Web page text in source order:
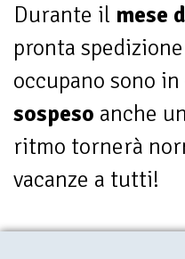
Durante il mese
pronta
occupano sono in
sospeso anche
ritmo tornerà
vacanze a tutti!